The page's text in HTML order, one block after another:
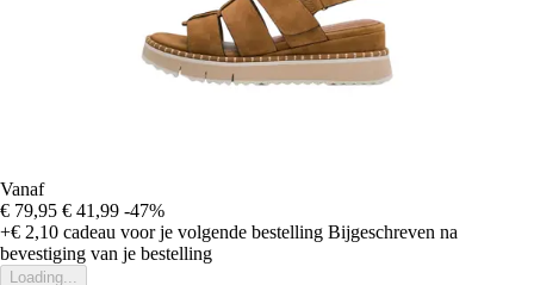
Vanaf
€ 79,95 € 41,99 -47%
+€ 2,10 cadeau voor je volgende bestelling Bijgeschreven na
bevestiging van je bestelling
Loading...